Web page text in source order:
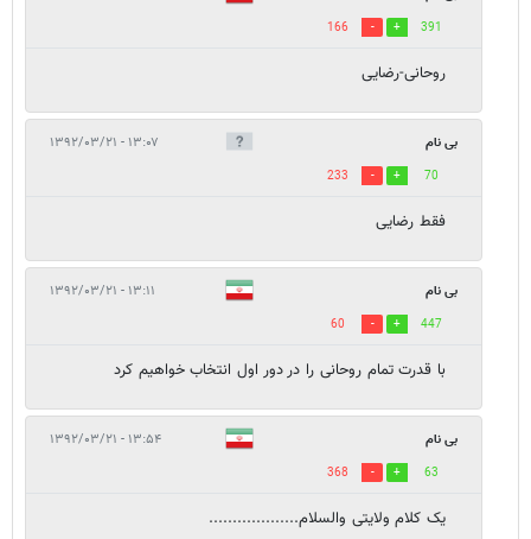
391
166
روحانی-رضایی
بی نام ۱۳:۰۷ - ۱۳۹۲/۰۳/۲۱
70
233
فقط رضایی
بی نام ۱۳:۱۱ - ۱۳۹۲/۰۳/۲۱
447
60
با قدرت تمام روحانی را در دور اول انتخاب خواهیم کرد
بی نام ۱۳:۵۴ - ۱۳۹۲/۰۳/۲۱
63
368
یک کلام ولایتی والسلام...................